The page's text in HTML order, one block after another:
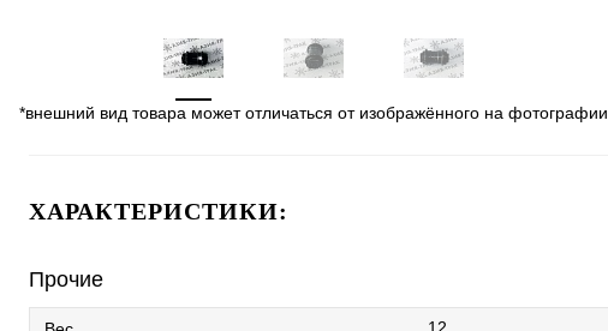
*внешний вид товара может отличаться от изображённого на фотографии
ХАРАКТЕРИСТИКИ:
Прочие